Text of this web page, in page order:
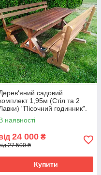
садовий
1,95м (Стіл та 2
"Пісочний годинник".
Горіх
наявності
24 000 ₴
27 500 ₴
Купити